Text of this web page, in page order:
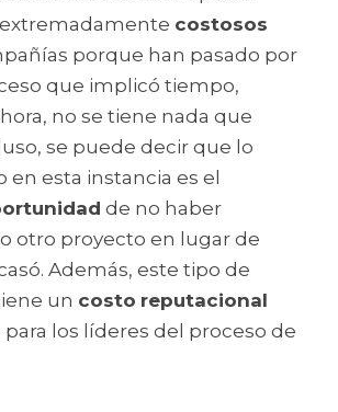
costosos
porque han pasado por
que implicó tiempo,
no se tiene nada que
se puede decir que lo
de no haber
otro proyecto en lugar de
Además, este tipo de
un costo reputacional
los líderes del proceso de